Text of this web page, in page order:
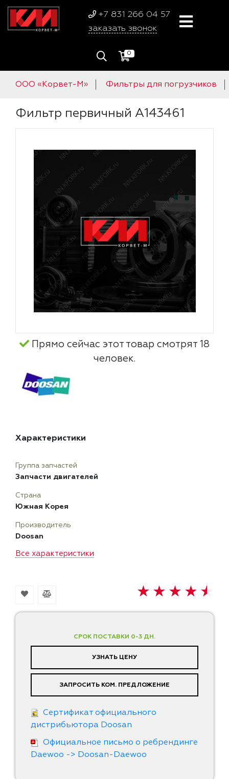
+7 831 266 04 57
заказать звонок
0
ООО «Корвет-М» Фильтры для погрузчиков
Фильтр первичный A143461
СРОК ПОСТАВКИ 0-3 ДН.
УЗНАТЬ ЦЕНУ
ЗАПРОСИТЬ КОМ. ПРЕДЛОЖЕНИЕ
Сертификат официального
дистрибьютора Doosan
Официальное письмо о ребрендинге
Daewoo -> Doosan-Daewoo
Прямо сейчас этот товар смотрят 18
человек.
Характеристики
Все характеристики
Группа запчастей
Запчасти двигателей
Страна
Южная Корея
Производитель
Doosan